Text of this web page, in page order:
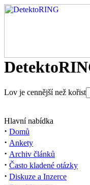
Lov je cennější než kořist
Hlavní nabídka
· Domů
· Ankety
· Archiv článků
· Často kladené otázky
· Diskuze a Inzerce